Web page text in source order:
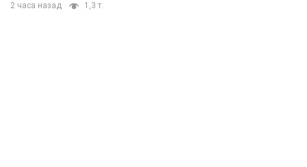
2 часа назад 1,3 т.